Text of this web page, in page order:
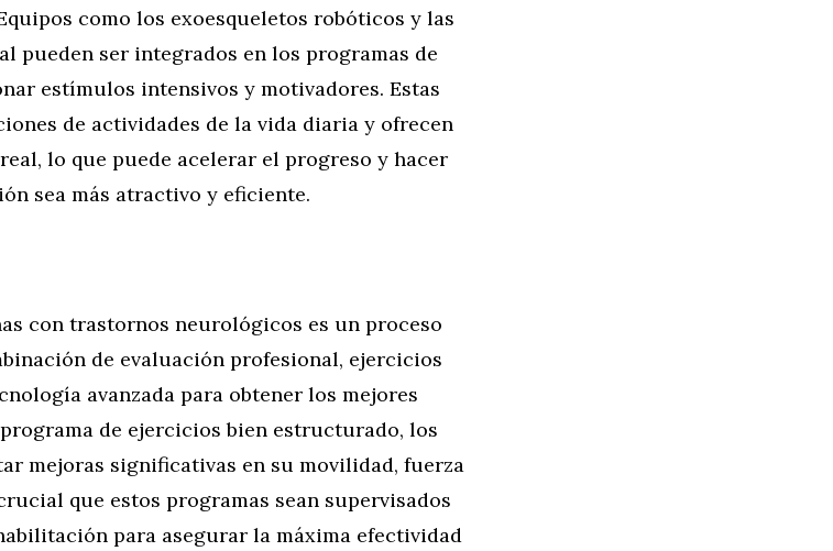
como los exoesqueletos robóticos y las
pueden ser integrados en los programas de
estímulos intensivos y motivadores. Estas
de actividades de la vida diaria y ofrecen
lo que puede acelerar el progreso y hacer
sea más atractivo y eficiente.
con trastornos neurológicos es un proceso
de evaluación profesional, ejercicios
avanzada para obtener los mejores
de ejercicios bien estructurado, los
mejoras significativas en su movilidad, fuerza
que estos programas sean supervisados
para asegurar la máxima efectividad